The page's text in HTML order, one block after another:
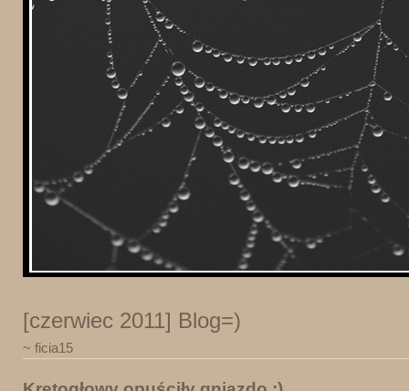
[czerwiec 2011] Blog=)
~ ficia15